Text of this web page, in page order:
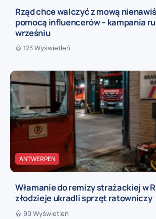
Rząd chce walczyć z mową
pomocą influencerów – kampania
wrześniu
123 Wyświetleń
ANTWERPEN
Włamanie do remizy strażackiej w
złodzieje ukradli sprzęt ratowniczy
90 Wyświetleń